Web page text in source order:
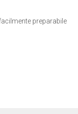
preparabile